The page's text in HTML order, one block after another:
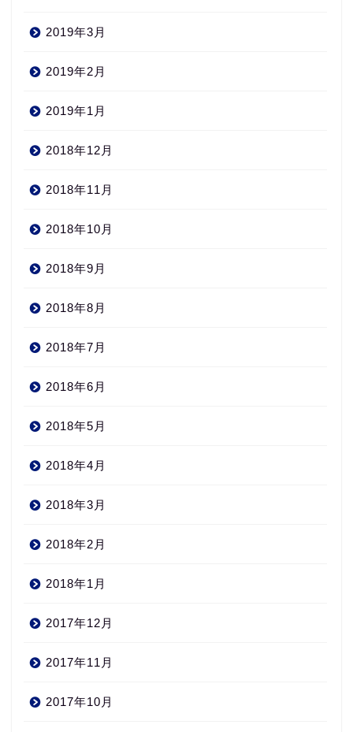
2019年3月
2019年2月
2019年1月
2018年12月
2018年11月
2018年10月
2018年9月
2018年8月
2018年7月
2018年6月
2018年5月
2018年4月
2018年3月
2018年2月
2018年1月
2017年12月
2017年11月
2017年10月